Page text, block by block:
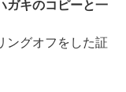
ガキのコピーと一
ングオフをした証